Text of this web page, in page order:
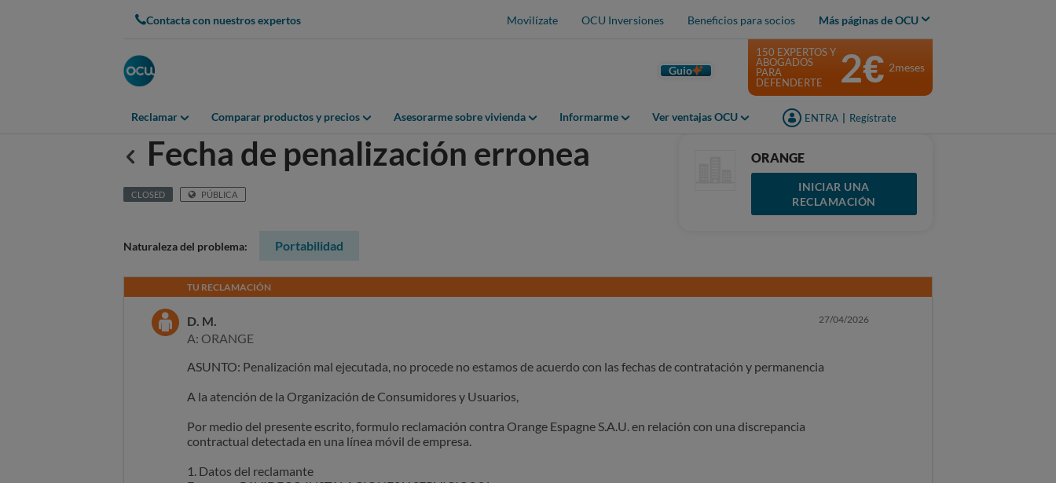
Contacta con nuestros expertos Movilízate OCU Inversiones Beneficios para socios Más páginas de OCU
Guio
Reclamar Comparar productos y precios Asesorarme sobre vivienda Informarme Ver ventajas OCU ENTRA Regístrate
150 EXPERTOS Y
ABOGADOS
PARA
DEFENDERTE
2€ 2meses
Anterior
Fecha de penalización erronea
CLOSED PÚBLICA
ORANGE
INICIAR UNA
RECLAMACIÓN
Naturaleza del problema: Portabilidad
TU RECLAMACIÓN
D. M.
A: ORANGE
27/04/2026
ASUNTO: Penalización mal ejecutada, no procede no estamos de acuerdo con las fechas de contratación y permanencia
A la atención de la Organización de Consumidores y Usuarios,
Por medio del presente escrito, formulo reclamación contra Orange Espagne S.A.U. en relación con una discrepancia
contractual detectada en una línea móvil de empresa.
1. Datos del reclamante